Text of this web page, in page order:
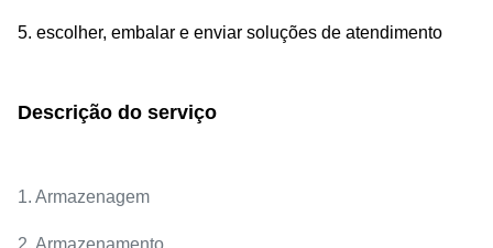
5. escolher, embalar e enviar soluções de atendimento
Descrição do serviço
1. Armazenagem
2. Armazenamento